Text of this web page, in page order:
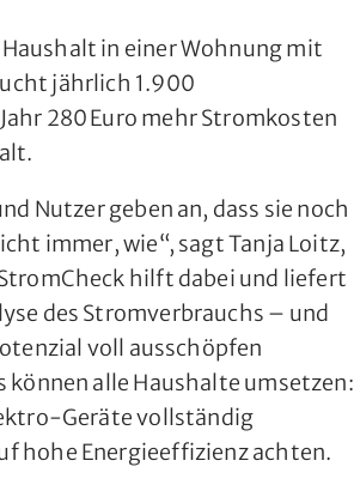
in einer Wohnung mit
jährlich 1.900
280 Euro mehr Stromkosten
Nutzer geben an, dass sie noch
immer, wie“, sagt Tanja Loitz,
hilft dabei und liefert
des Stromverbrauchs – und
voll ausschöpfen
können alle Haushalte umsetzen:
Geräte vollständig
hohe Energieeffizienz achten.